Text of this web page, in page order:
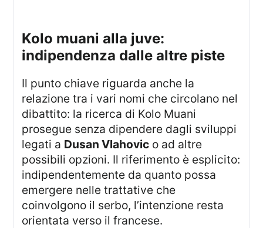
kolo muani alla juve:
indipendenza dalle altre piste
Il punto chiave riguarda anche la
relazione tra i vari nomi che circolano nel
dibattito: la ricerca di Kolo Muani
prosegue senza dipendere dagli sviluppi
legati a Dusan Vlahovic o ad altre
possibili opzioni. Il riferimento è esplicito:
indipendentemente da quanto possa
emergere nelle trattative che
coinvolgono il serbo, l’intenzione resta
orientata verso il francese.